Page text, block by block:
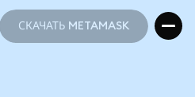
СКАЧАТЬ METAMASK